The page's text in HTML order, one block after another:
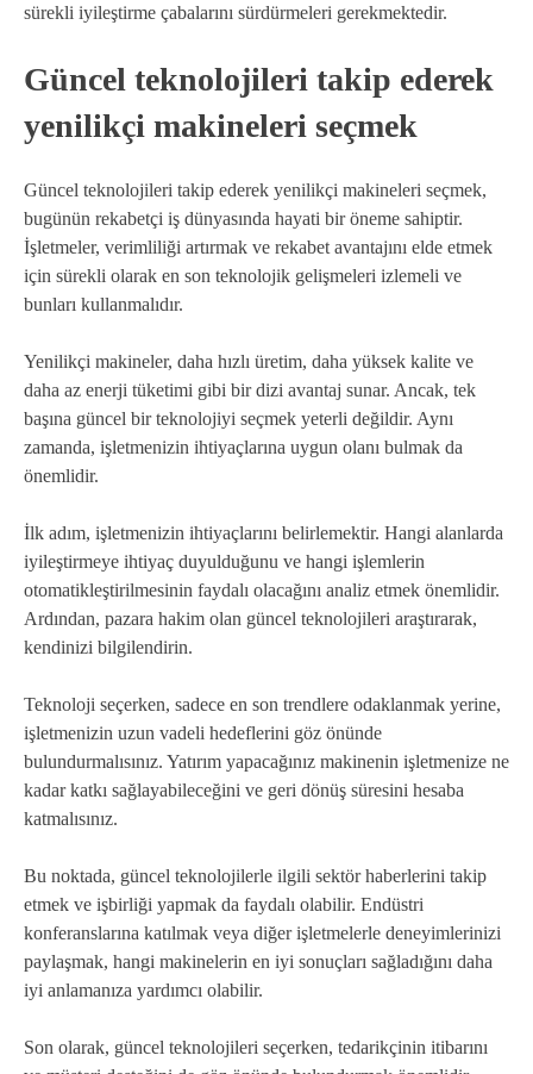
sürekli iyileştirme çabalarını sürdürmeleri gerekmektedir.
Güncel teknolojileri takip ederek
yenilikçi makineleri seçmek
Güncel teknolojileri takip ederek yenilikçi makineleri seçmek,
bugünün rekabetçi iş dünyasında hayati bir öneme sahiptir.
İşletmeler, verimliliği artırmak ve rekabet avantajını elde etmek
için sürekli olarak en son teknolojik gelişmeleri izlemeli ve
bunları kullanmalıdır.
Yenilikçi makineler, daha hızlı üretim, daha yüksek kalite ve
daha az enerji tüketimi gibi bir dizi avantaj sunar. Ancak, tek
başına güncel bir teknolojiyi seçmek yeterli değildir. Aynı
zamanda, işletmenizin ihtiyaçlarına uygun olanı bulmak da
önemlidir.
İlk adım, işletmenizin ihtiyaçlarını belirlemektir. Hangi alanlarda
iyileştirmeye ihtiyaç duyulduğunu ve hangi işlemlerin
otomatikleştirilmesinin faydalı olacağını analiz etmek önemlidir.
Ardından, pazara hakim olan güncel teknolojileri araştırarak,
kendinizi bilgilendirin.
Teknoloji seçerken, sadece en son trendlere odaklanmak yerine,
işletmenizin uzun vadeli hedeflerini göz önünde
bulundurmalısınız. Yatırım yapacağınız makinenin işletmenize ne
kadar katkı sağlayabileceğini ve geri dönüş süresini hesaba
katmalısınız.
Bu noktada, güncel teknolojilerle ilgili sektör haberlerini takip
etmek ve işbirliği yapmak da faydalı olabilir. Endüstri
konferanslarına katılmak veya diğer işletmelerle deneyimlerinizi
paylaşmak, hangi makinelerin en iyi sonuçları sağladığını daha
iyi anlamanıza yardımcı olabilir.
Son olarak, güncel teknolojileri seçerken, tedarikçinin itibarını